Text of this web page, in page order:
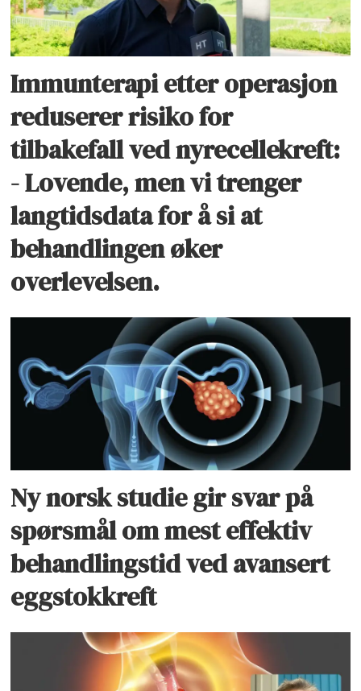
Immunterapi etter operasjon
reduserer risiko for
tilbakefall ved nyrecellekreft:
- Lovende, men vi trenger
langtidsdata for å si at
behandlingen øker
overlevelsen.
Ny norsk studie gir svar på
spørsmål om mest effektiv
behandlingstid ved avansert
eggstokkreft